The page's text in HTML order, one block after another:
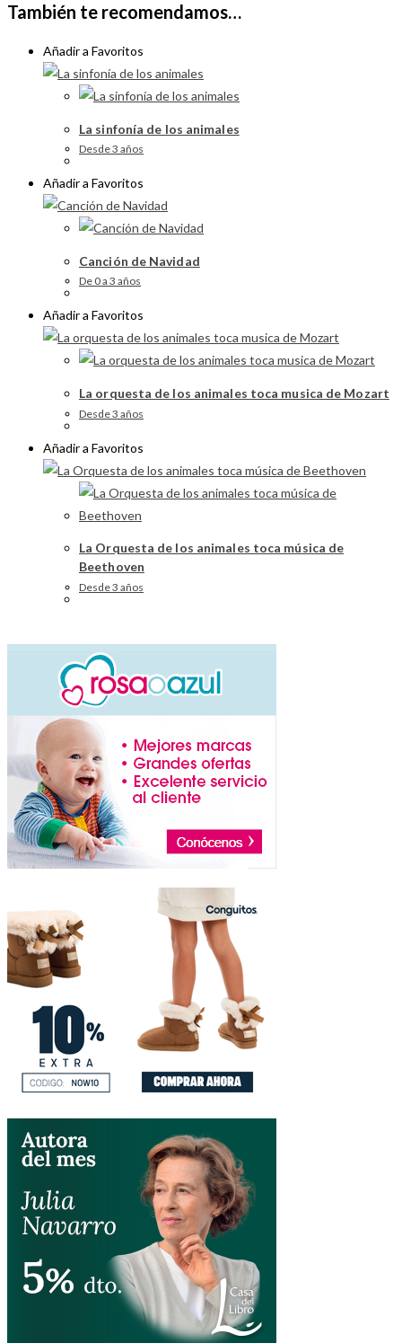
También te recomendamos…
Añadir a Favoritos
La sinfonía de los animales
Desde 3 años
Añadir a Favoritos
Canción de Navidad
De 0 a 3 años
Añadir a Favoritos
La orquesta de los animales toca musica de Mozart
Desde 3 años
Añadir a Favoritos
La Orquesta de los animales toca música de
Beethoven
Desde 3 años